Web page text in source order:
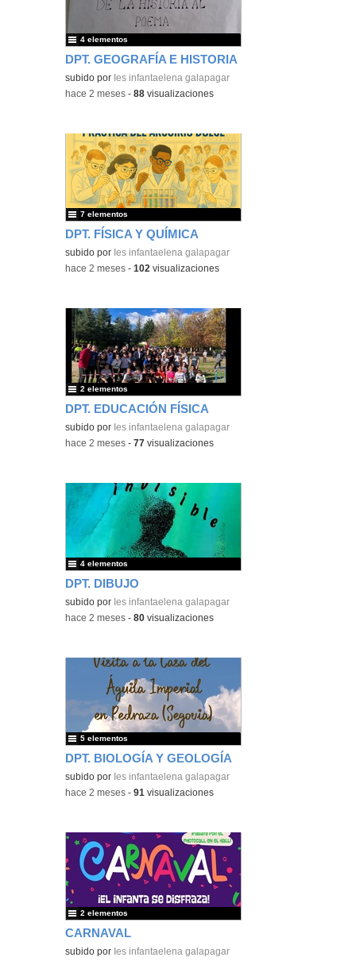
DPT. GEOGRAFÍA E HISTORIA
subido por Ies infantaelena galapagar
4 elementos
-hace 2 meses -88 visualizaciones
DPT. FÍSICA Y QUÍMICA
subido por Ies infantaelena galapagar
7 elementos
-hace 2 meses -102 visualizaciones
DPT. EDUCACIÓN FÍSICA
subido por Ies infantaelena galapagar
2 elementos
-hace 2 meses -77 visualizaciones
DPT. DIBUJO
subido por Ies infantaelena galapagar
4 elementos
-hace 2 meses -80 visualizaciones
DPT. BIOLOGÍA Y GEOLOGÍA
subido por Ies infantaelena galapagar
5 elementos
-hace 2 meses -91 visualizaciones
CARNAVAL
subido por Ies infantaelena galapagar
2 elementos